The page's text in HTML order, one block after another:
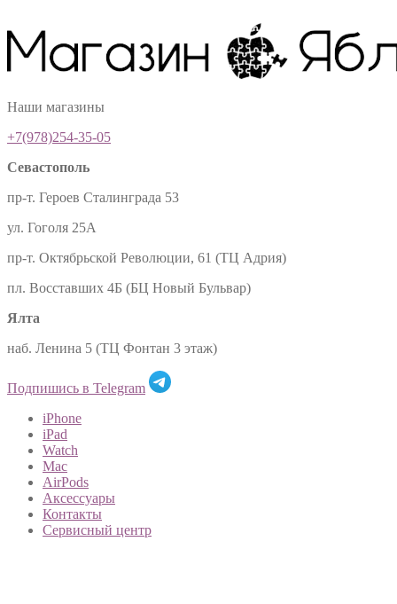
Наши магазины
+7(978)254-35-05
Севастополь
пр-т. Героев Сталинграда 53
ул. Гоголя 25А
пр-т. Октябрьской Революции, 61 (ТЦ Адрия)
пл. Восставших 4Б (БЦ Новый Бульвар)
Ялта
наб. Ленина 5 (ТЦ Фонтан 3 этаж)
Подпишись в Telegram
iPhone
iPad
Watch
Mac
AirPods
Аксессуары
Контакты
Сервисный центр